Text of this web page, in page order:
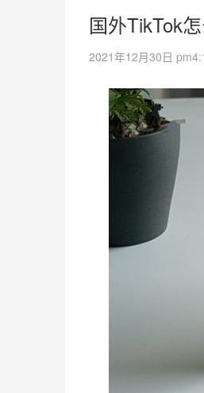
国外TikTok
2021年12月30日